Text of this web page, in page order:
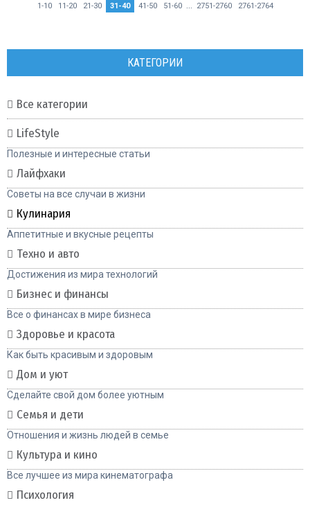
1-10 11-20 21-30 31-40 41-50 51-60 2751-2760 2761-2764
КАТЕГОРИИ
Все категории
LifeStyle
Полезные и интересные статьи
Лайфхаки
Советы на все случаи в жизни
Кулинария
Аппетитные и вкусные рецепты
Техно и авто
Достижения из мира технологий
Бизнес и финансы
Все о финансах в мире бизнеса
Здоровье и красота
Как быть красивым и здоровым
Дом и уют
Сделайте свой дом более уютным
Семья и дети
Отношения и жизнь людей в семье
Культура и кино
Все лучшее из мира кинематографа
Психология